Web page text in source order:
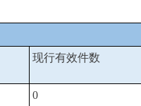
现行有效件数
0